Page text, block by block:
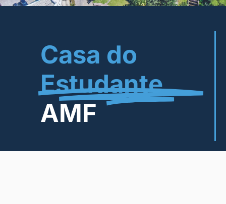
Casa do
Estudante
AMF